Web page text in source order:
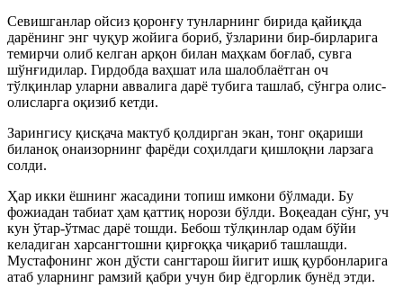
Севишганлар ойсиз қоронғу тунларнинг бирида қайиқда
дарёнинг энг чуқур жойига бориб, ўзларини бир-бирларига
темирчи олиб келган арқон билан маҳкам боғлаб, сувга
шўнғидилар. Гирдобда ваҳшат ила шалоблаётган оч
тўлқинлар уларни аввалига дарё тубига ташлаб, сўнгра олис-
олисларга оқизиб кетди.
Зарингису қисқача мактуб қолдирган экан, тонг оқариши
биланоқ онаизорнинг фарёди соҳилдаги қишлоқни ларзага
солди.
Ҳар икки ёшнинг жасадини топиш имкони бўлмади. Бу
фожиадан табиат ҳам қаттиқ норози бўлди. Воқеадан сўнг, уч
кун ўтар-ўтмас дарё тошди. Бебош тўлқинлар одам бўйи
келадиган харсангтошни қирғоққа чиқариб ташлашди.
Мустафонинг жон дўсти сангтарош йигит ишқ қурбонларига
атаб уларнинг рамзий қабри учун бир ёдгорлик бунёд этди.